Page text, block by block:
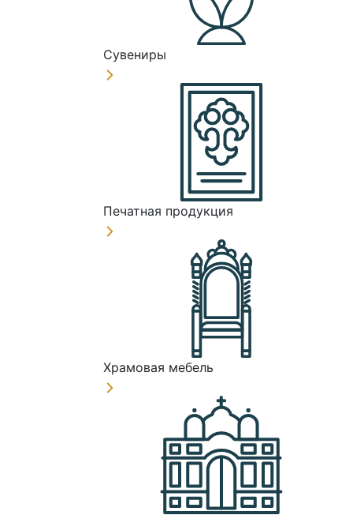
Сувениры
Печатная продукция
Храмовая мебель